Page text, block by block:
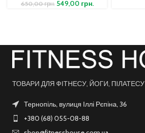
650,00грн. 549,00 грн.
ТОВАРИ ДЛЯ ФІТНЕСУ, ЙОГИ, ПІЛАТЕСУ
Тернопіль, вулиця Іллі Рєпіна, 36
+380 (68) 055-08-88